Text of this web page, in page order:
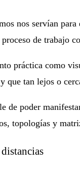
nos servían
de trabajo
práctica como
que tan lejos o
de poder
topologías y